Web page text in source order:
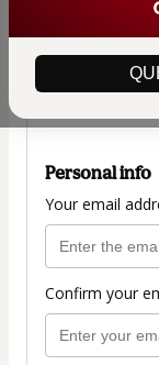
Personal info
Your email
Confirm your